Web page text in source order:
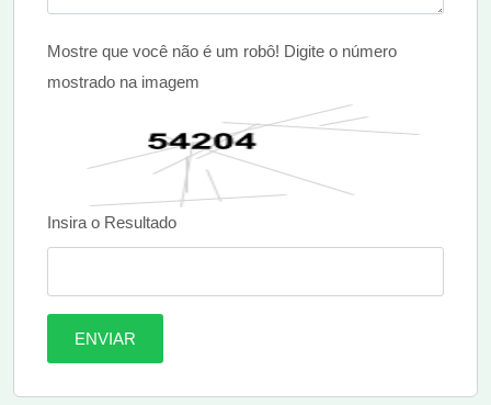
Mostre que você não é um robô! Digite o número
mostrado na imagem
Insira o Resultado
ENVIAR